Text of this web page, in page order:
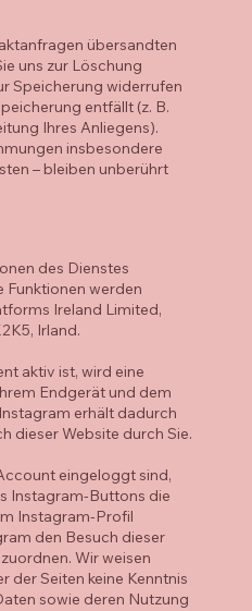
übersandten
uns zur Löschung
Speicherung widerrufen
entfällt (z. B.
Ihres Anliegens).
insbesondere
– bleiben unberührt
des Dienstes
Funktionen werden
Ireland Limited,
Irland.
aktiv ist, wird eine
Endgerät und dem
erhält dadurch
dieser Website durch Sie.
eingeloggt sind,
Instagram-Buttons die
Instagram-Profil
den Besuch dieser
Wir weisen
der Seiten keine Kenntnis
sowie deren Nutzung